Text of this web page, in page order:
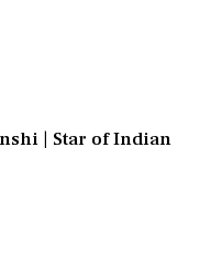
| Star of Indian